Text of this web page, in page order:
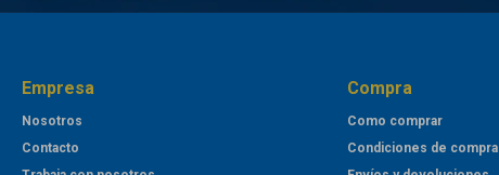
Empresa
Nosotros
Contacto
Compra
Como comprar
Condiciones de compra